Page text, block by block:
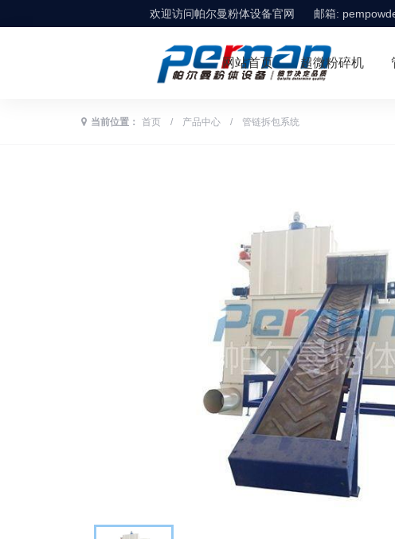
欢迎访问帕尔曼粉体设备官网 邮箱:
网站首页 超微粉碎机
当前位置： 首页 / 产品中心 / 管链拆包系统